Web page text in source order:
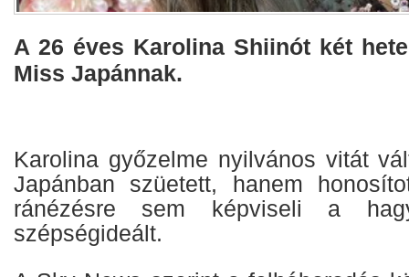
A 26 éves Karolina Shiinót két
Miss Japánnak.
Karolina győzelme nyilvános vitát
Japánban szüetett, hanem
ránézésre sem képviseli a
szépségideált.